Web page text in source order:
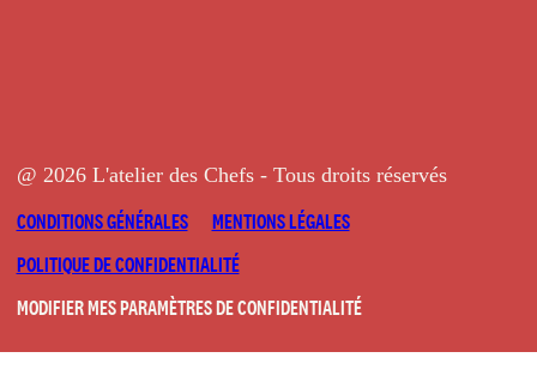
@ 2026 L'atelier des Chefs - Tous droits réservés
CONDITIONS GÉNÉRALES
MENTIONS LÉGALES
POLITIQUE DE CONFIDENTIALITÉ
MODIFIER MES PARAMÈTRES DE CONFIDENTIALITÉ